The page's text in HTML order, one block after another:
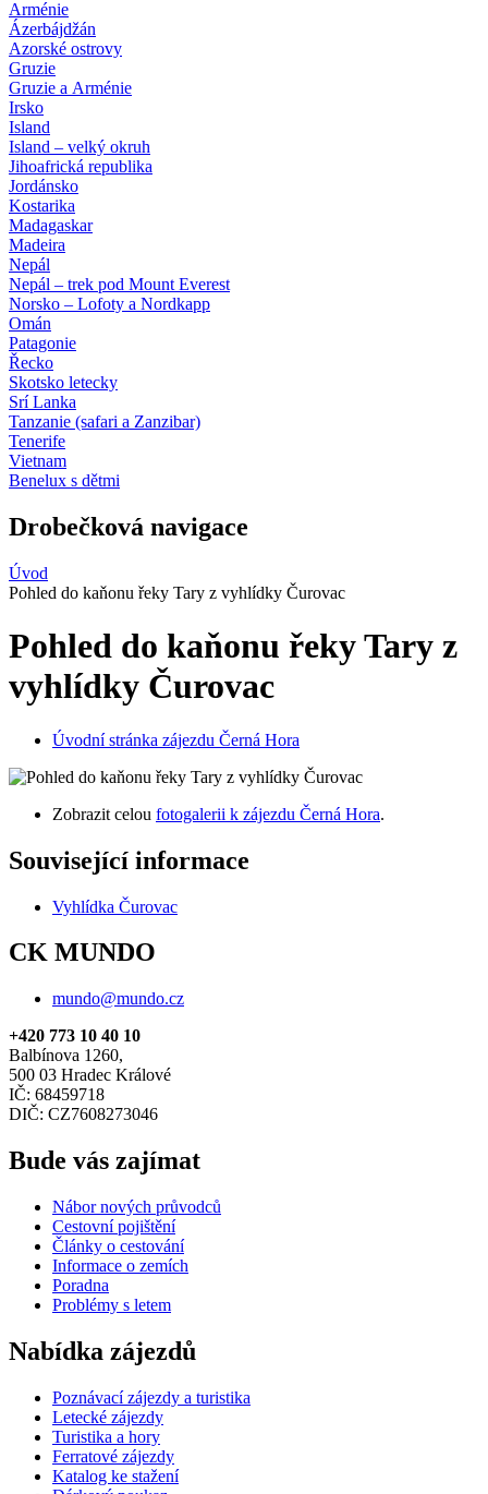
Arménie
Ázerbájdžán
Azorské ostrovy
Gruzie
Gruzie a Arménie
Irsko
Island
Island – velký okruh
Jihoafrická republika
Jordánsko
Kostarika
Madagaskar
Madeira
Nepál
Nepál – trek pod Mount Everest
Norsko – Lofoty a Nordkapp
Omán
Patagonie
Řecko
Skotsko letecky
Srí Lanka
Tanzanie (safari a Zanzibar)
Tenerife
Vietnam
Benelux s dětmi
Drobečková navigace
Úvod
Pohled do kaňonu řeky Tary z vyhlídky Čurovac
Pohled do kaňonu řeky Tary z
vyhlídky Čurovac
Úvodní stránka zájezdu Černá Hora
Zobrazit celou fotogalerii k zájezdu Černá Hora.
Související informace
Vyhlídka Čurovac
CK MUNDO
mundo@mundo.cz
+420 773 10 40 10
Balbínova 1260,
500 03 Hradec Králové
IČ: 68459718
DIČ: CZ7608273046
Bude vás zajímat
Nábor nových průvodců
Cestovní pojištění
Články o cestování
Informace o zemích
Poradna
Problémy s letem
Nabídka zájezdů
Poznávací zájezdy a turistika
Letecké zájezdy
Turistika a hory
Ferratové zájezdy
Katalog ke stažení